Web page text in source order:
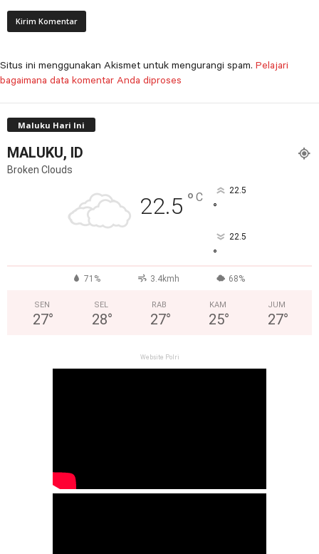
Situs ini menggunakan Akismet untuk mengurangi spam. Pelajari
bagaimana data komentar Anda diproses
Maluku Hari Ini
MALUKU, ID
Broken Clouds
22.5 ° C 22.5
°
22.5
°
71% 3.4kmh 68%
SEN
27°
SEL
28°
RAB
27°
KAM
25°
JUM
27°
Website Polri